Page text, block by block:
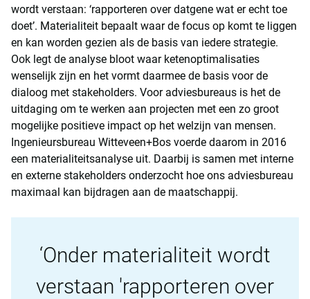
wordt verstaan: ‘rapporteren over datgene wat er echt toe
doet’. Materialiteit bepaalt waar de focus op komt te liggen
en kan worden gezien als de basis van iedere strategie.
Ook legt de analyse bloot waar ketenoptimalisaties
wenselijk zijn en het vormt daarmee de basis voor de
dialoog met stakeholders. Voor adviesbureaus is het de
uitdaging om te werken aan projecten met een zo groot
mogelijke positieve impact op het welzijn van mensen.
Ingenieursbureau Witteveen+Bos voerde daarom in 2016
een materialiteitsanalyse uit. Daarbij is samen met interne
en externe stakeholders onderzocht hoe ons adviesbureau
maximaal kan bijdragen aan de maatschappij.
Onder materialiteit wordt
verstaan 'rapporteren over